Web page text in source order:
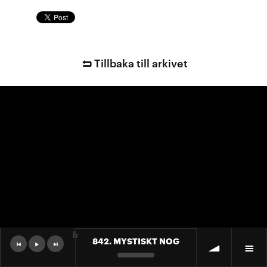
Tillbaka till arkivet
842. MYSTISKT NOG
b